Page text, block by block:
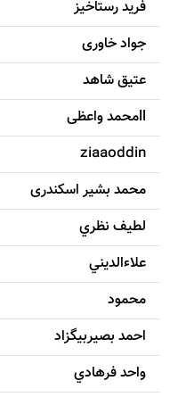
فرید رستاخیز
جواد خاوری
عتیق شاهد
llمحمد واعظی
ziaaoddin
محمد بشیر اسکندری
لطيف نظري
علاءالديني
محمود
احمد بصيربيگزاد
واحد فرهادي